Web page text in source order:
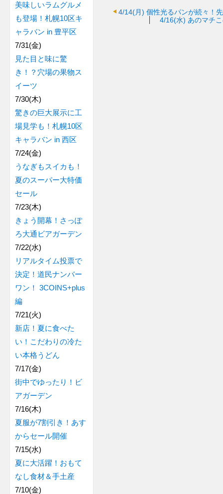
4/14(月) 個性光るパンが続々！
4/16(水) あのマチ
美味しいラムグルメ
も登場！札幌10区キ
ャラバン in 豊平区
7/31(金)
見た目と味に驚
き！？穴場の果物ス
イーツ
7/30(木)
驚きの巨大展示に工
場見学も！札幌10区
キャラバン in 西区
7/24(金)
うなぎもスイカも！
夏のスーパー大特価
セール
7/23(木)
きょう開幕！さっぽ
ろ大通ビアガーデン
7/22(水)
リアルタイム投票で
決定！道民ナンバー
ワン！ 3COINS+plus
編
7/21(火)
新店！夏に食べた
い！こだわりの冷た
い本格うどん
7/17(金)
街中でゆったり！ビ
アガーデン
7/16(木)
夏服が7割引き！あす
からセール開催
7/15(水)
夏に大活躍！おもて
なし食材＆手土産
7/10(金)